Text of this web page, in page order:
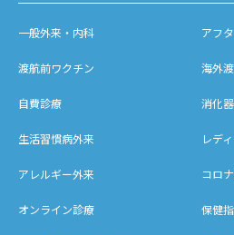
一般外来・内科 アフ
渡航前ワクチン 海外
自費診療 消化
生活習慣病外来 レデ
アレルギー外来 コロ
オンライン診療 保健